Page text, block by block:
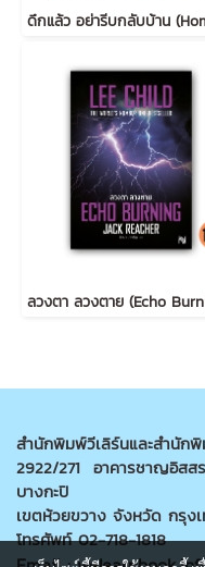
สำนักพิมพ์วีเลิร์นและสำนักพิ
2922/271 อาคารชาญอิสส
บางกะปิ
เขตห้วยขวาง จังหวัด กรุง
โทรศัพท์ 02-718-1818